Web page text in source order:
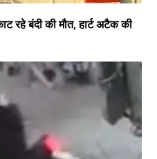
रहे बंदी की मौत, हार्ट अटैक की